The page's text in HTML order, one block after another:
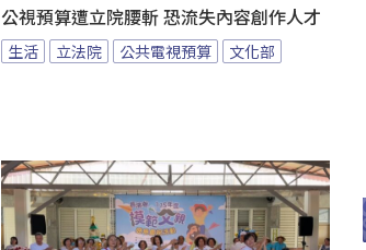
公視預算遭立院腰斬 恐流失內容創作人才
生活 立法院 公共電視預算 文化部